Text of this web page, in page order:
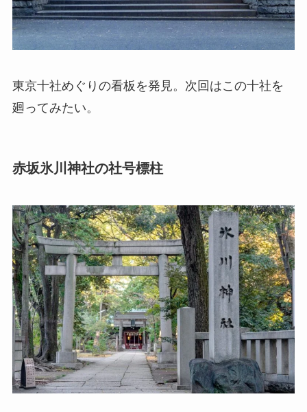
東京十社めぐりの看板を発見。次回はこの十社を
廻ってみたい。
赤坂氷川神社の社号標柱